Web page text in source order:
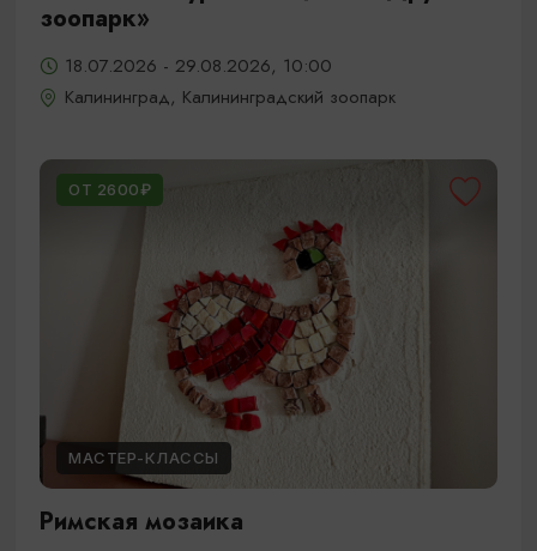
зоопарк»
18.07.2026 - 29.08.2026, 10:00
Калининград, Калининградский зоопарк
ОТ 2600₽
МАСТЕР-КЛАССЫ
Римская мозаика